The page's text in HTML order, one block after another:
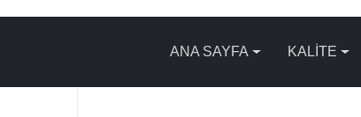
ANA SAYFA KALİTE